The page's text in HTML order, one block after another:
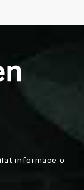
informace o